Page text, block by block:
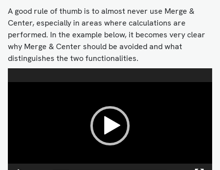
A good rule of thumb is to almost never use Merge &
Center, especially in areas where calculations are
performed. In the example below, it becomes very clear
why Merge & Center should be avoided and what
distinguishes the two functionalities.